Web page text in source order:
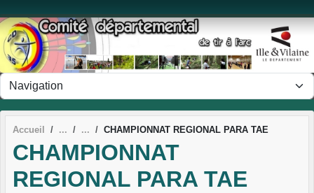
Accueil CHAMPIONNAT REGIONAL PARA TAE
CHAMPIONNAT
REGIONAL PARA TAE